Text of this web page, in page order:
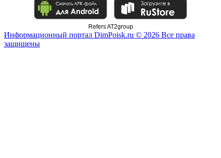
Refers AT2group
Информационный портал DimPoisk.ru © 2026 Все права
защищены